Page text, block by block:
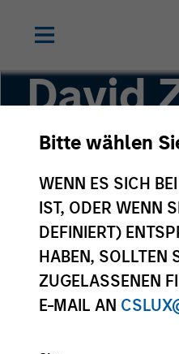
Bitte wählen
WENN ES SICH
IST, ODER WENN
DEFINIERT)
HABEN, SOLLTEN
ZUGELASSENEN
E-MAIL AN
David
Executive Director